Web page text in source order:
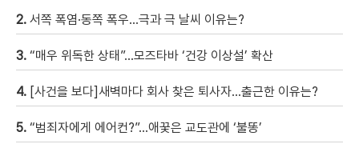
2. 서쪽 폭염·동쪽 폭우…극과 극 날씨 이유는?
3. “매우 위독한 상태”…모즈타바 ‘건강 이상설’ 확산
4. [사건을 보다]새벽마다 회사 찾은 퇴사자…출근한 이유는?
5. “범죄자에게 에어컨?”…애꿎은 교도관에 ‘불똥’